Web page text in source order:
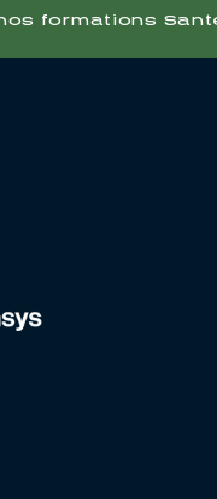
formations